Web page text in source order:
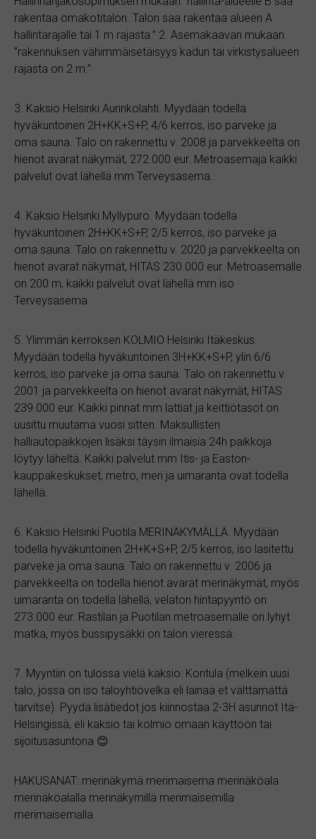
rakentaa omakotitalon. Talon saa rakentaa alueen A
hallintarajalle tai 1 m rajasta.” 2. Asemakaavan mukaan
”rakennuksen vähimmäisetäisyys kadun tai virkistysalueen
rajasta on 2 m.”
3. Kaksio Helsinki Aurinkolahti. Myydään todella
hyväkuntoinen 2H+KK+S+P, 4/6 kerros, iso parveke ja
oma sauna. Talo on rakennettu v. 2008 ja parvekkeelta on
hienot avarat näkymät, 272.000 eur. Metroasemaja kaikki
palvelut ovat lähellä mm Terveysasema.
4. Kaksio Helsinki Myllypuro. Myydään todella
hyväkuntoinen 2H+KK+S+P, 2/5 kerros, iso parveke ja
oma sauna. Talo on rakennettu v. 2020 ja parvekkeelta on
hienot avarat näkymät, HITAS 230.000 eur. Metroasemalle
on 200 m, kaikki palvelut ovat lähellä mm iso
Terveysasema.
5. Ylimmän kerroksen KOLMIO Helsinki Itäkeskus.
Myydään todella hyväkuntoinen 3H+KK+S+P, ylin 6/6
kerros, iso parveke ja oma sauna. Talo on rakennettu v.
2001 ja parvekkeelta on hienot avarat näkymät, HITAS
239.000 eur. Kaikki pinnat mm lattiat ja keittiötasot on
uusittu muutama vuosi sitten. Maksullisten
halliautopaikkojen lisäksi täysin ilmaisia 24h paikkoja
löytyy läheltä. Kaikki palvelut mm Itis- ja Easton-
kauppakeskukset, metro, meri ja uimaranta ovat todella
lähellä.
6. Kaksio Helsinki Puotila MERINÄKYMÄLLÄ. Myydään
todella hyväkuntoinen 2H+K+S+P, 2/5 kerros, iso lasitettu
parveke ja oma sauna. Talo on rakennettu v. 2006 ja
parvekkeelta on todella hienot avarat merinäkymät, myös
uimaranta on todella lähellä, velaton hintapyyntö on
273.000 eur. Rastilan ja Puotilan metroasemalle on lyhyt
matka, myös bussipysäkki on talon vieressä.
7. Myyntiin on tulossa vielä kaksio: Kontula (melkein uusi
talo, jossa on iso taloyhtiövelka eli lainaa et välttämättä
tarvitse). Pyydä lisätiedot jos kiinnostaa 2-3H asunnot Itä-
Helsingissä, eli kaksio tai kolmio omaan käyttöön tai
sijoitusasuntona 😊
HAKUSANAT: merinäkymä merimaisema merinäköala
merinäköalalla merinäkymillä merimaisemilla
merimaisemalla